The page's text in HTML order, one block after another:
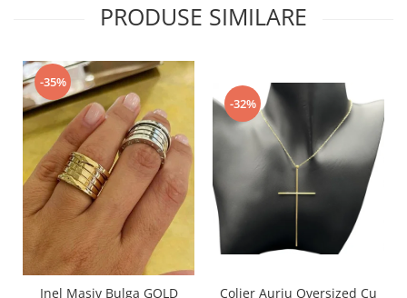
PRODUSE SIMILARE
-35%
Inel Masiv Bulga GOLD
-32%
Colier Auriu Oversized Cu